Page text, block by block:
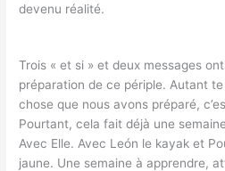
devenu réalité.
Trois « et si » et deux messages
préparation de ce périple. Autant
chose que nous avons préparé,
Pourtant, cela fait déjà une
Avec Elle. Avec León le kayak et
jaune. Une semaine à apprendre,